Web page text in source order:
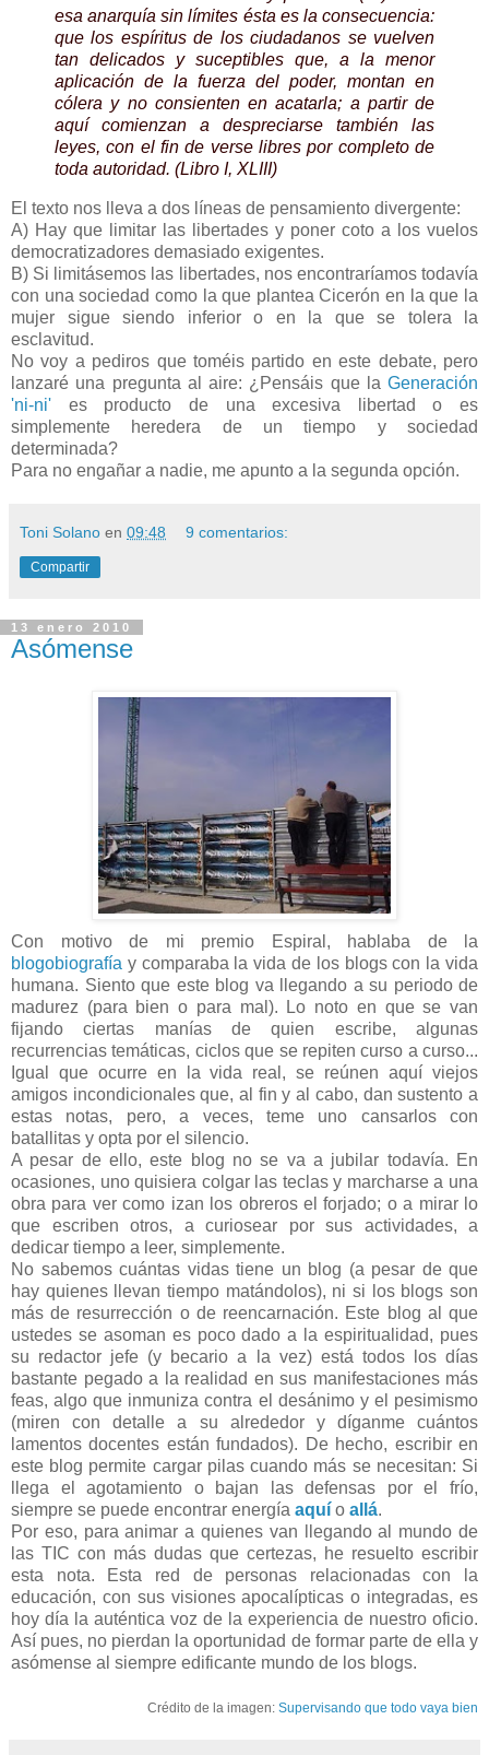
esa anarquía sin límites ésta es la consecuencia:
que los espíritus de los ciudadanos se vuelven
tan delicados y suceptibles que, a la menor
aplicación de la fuerza del poder, montan en
cólera y no consienten en acatarla; a partir de
aquí comienzan a despreciarse también las
leyes, con el fin de verse libres por completo de
toda autoridad. (Libro I, XLIII)
El texto nos lleva a dos líneas de pensamiento divergente:
A) Hay que limitar las libertades y poner coto a los vuelos
democratizadores demasiado exigentes.
B) Si limitásemos las libertades, nos encontraríamos todavía
con una sociedad como la que plantea Cicerón en la que la
mujer sigue siendo inferior o en la que se tolera la
esclavitud.
No voy a pediros que toméis partido en este debate, pero
lanzaré una pregunta al aire: ¿Pensáis que la Generación
'ni-ni' es producto de una excesiva libertad o es
simplemente heredera de un tiempo y sociedad
determinada?
Para no engañar a nadie, me apunto a la segunda opción.
Toni Solano en 09:48 9 comentarios:
Compartir
13 enero 2010
Asómense
Con motivo de mi premio Espiral, hablaba de la
blogobiografía y comparaba la vida de los blogs con la vida
humana. Siento que este blog va llegando a su periodo de
madurez (para bien o para mal). Lo noto en que se van
fijando ciertas manías de quien escribe, algunas
recurrencias temáticas, ciclos que se repiten curso a curso...
Igual que ocurre en la vida real, se reúnen aquí viejos
amigos incondicionales que, al fin y al cabo, dan sustento a
estas notas, pero, a veces, teme uno cansarlos con
batallitas y opta por el silencio.
A pesar de ello, este blog no se va a jubilar todavía. En
ocasiones, uno quisiera colgar las teclas y marcharse a una
obra para ver como izan los obreros el forjado; o a mirar lo
que escriben otros, a curiosear por sus actividades, a
dedicar tiempo a leer, simplemente.
No sabemos cuántas vidas tiene un blog (a pesar de que
hay quienes llevan tiempo matándolos), ni si los blogs son
más de resurrección o de reencarnación. Este blog al que
ustedes se asoman es poco dado a la espiritualidad, pues
su redactor jefe (y becario a la vez) está todos los días
bastante pegado a la realidad en sus manifestaciones más
feas, algo que inmuniza contra el desánimo y el pesimismo
(miren con detalle a su alrededor y díganme cuántos
lamentos docentes están fundados). De hecho, escribir en
este blog permite cargar pilas cuando más se necesitan: Si
llega el agotamiento o bajan las defensas por el frío,
siempre se puede encontrar energía aquí o allá.
Por eso, para animar a quienes van llegando al mundo de
las TIC con más dudas que certezas, he resuelto escribir
esta nota. Esta red de personas relacionadas con la
educación, con sus visiones apocalípticas o integradas, es
hoy día la auténtica voz de la experiencia de nuestro oficio.
Así pues, no pierdan la oportunidad de formar parte de ella y
asómense al siempre edificante mundo de los blogs.
Crédito de la imagen: Supervisando que todo vaya bien